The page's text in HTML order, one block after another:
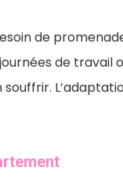
de
de travail